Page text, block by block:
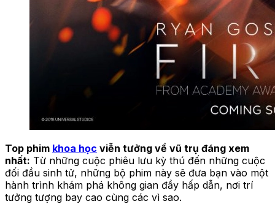
Top phim khoa học viễn tưởng về vũ trụ đáng xem
nhất: Từ những cuộc phiêu lưu kỳ thú đến những cuộc
đối đầu sinh tử, những bộ phim này sẽ đưa bạn vào một
hành trình khám phá không gian đầy hấp dẫn, nơi trí
tưởng tượng bay cao cùng các vì sao.